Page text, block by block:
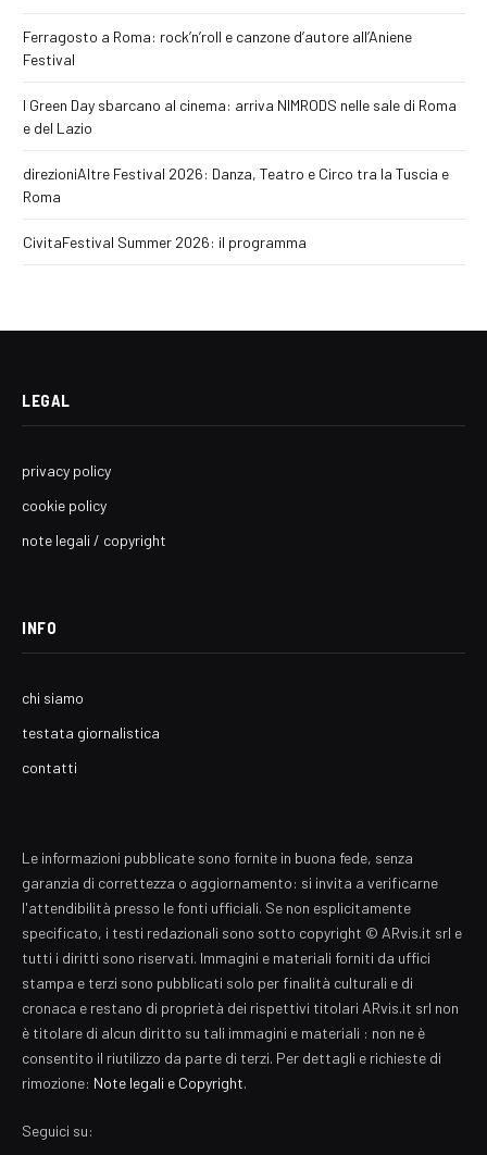
Ferragosto a Roma: rock’n’roll e canzone d’autore all’Aniene
Festival
I Green Day sbarcano al cinema: arriva NIMRODS nelle sale di Roma
e del Lazio
direzioniAltre Festival 2026: Danza, Teatro e Circo tra la Tuscia e
Roma
CivitaFestival Summer 2026: il programma
LEGAL
privacy policy
cookie policy
note legali / copyright
INFO
chi siamo
testata giornalistica
contatti
Le informazioni pubblicate sono fornite in buona fede, senza
garanzia di correttezza o aggiornamento: si invita a verificarne
l'attendibilità presso le fonti ufficiali. Se non esplicitamente
specificato, i testi redazionali sono sotto copyright © ARvis.it srl e
tutti i diritti sono riservati. Immagini e materiali forniti da uffici
stampa e terzi sono pubblicati solo per finalità culturali e di
cronaca e restano di proprietà dei rispettivi titolari ARvis.it srl non
è titolare di alcun diritto su tali immagini e materiali : non ne è
consentito il riutilizzo da parte di terzi. Per dettagli e richieste di
rimozione: Note legali e Copyright.
Seguici su: